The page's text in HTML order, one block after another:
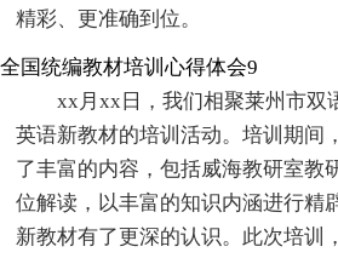
精彩、更准确到位。
全国统编教材培训心得体会9
xx月xx日，我们相聚莱州市双
英语新教材的培训活动。培训期间
了丰富的内容，包括威海教研室教
位解读，以丰富的知识内涵进行精
新教材有了更深的认识。此次培训